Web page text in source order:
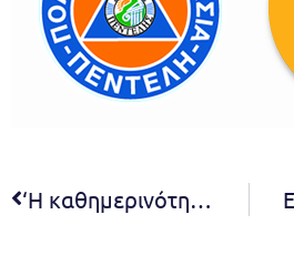
‘Η καθημερινότητα του Δημότη πρώτη επιλογή μας’